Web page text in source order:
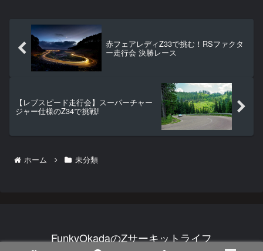
赤フェアレディZ33で挑む！RSファクタ
ー走行会 決勝レース
【レブスピード走行会】スーパーチャー
ジャー仕様のZ34で挑戦!
ホーム 未分類
FunkyOkadaのZサーキットライフ